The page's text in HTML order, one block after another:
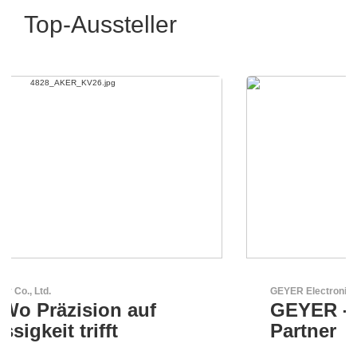
Top-Aussteller
GEYER - Ihr zuverlässiger
Partner